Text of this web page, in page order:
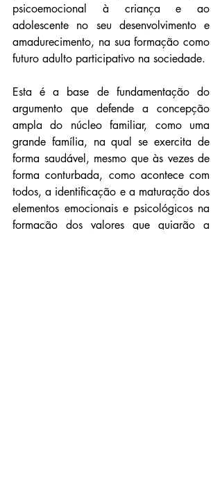
psicoemocional à criança e ao
adolescente no seu desenvolvimento e
amadurecimento, na sua formação como
futuro adulto participativo na sociedade.
Esta é a base de fundamentação do
argumento que defende a concepção
ampla do núcleo familiar, como uma
grande família, na qual se exercita de
forma saudável, mesmo que às vezes de
forma conturbada, como acontece com
todos, a identificação e a maturação dos
elementos emocionais e psicológicos na
formação dos valores que guiarão a